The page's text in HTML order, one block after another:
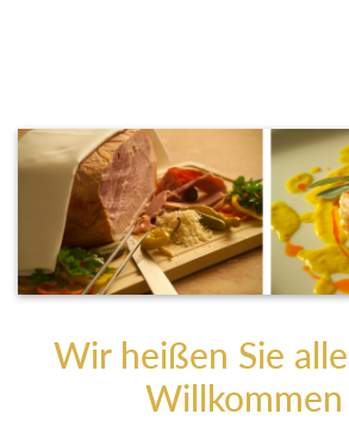
Wir heißen Sie
Willkommen